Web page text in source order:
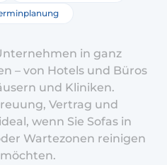
in ganz
– von Hotels und Büros
und Kliniken.
Vertrag und
wenn Sie Sofas in
Wartezonen reinigen